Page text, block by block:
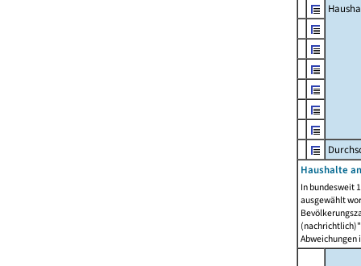
Haushalte
In bundesweit
ausgewählt
Abweichungen